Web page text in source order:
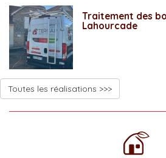
Traitement des
Lahourcade
Toutes les réalisations >>>